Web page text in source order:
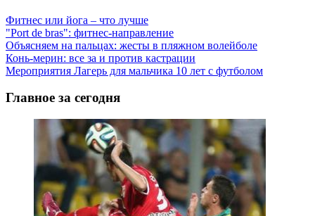
Фитнес или йога – что лучше
"Port de bras": фитнес-направление
Объясняем на пальцах: жесты в пляжном волейболе
Конь-мерин: все за и против кастрации
Мероприятия Лагерь для мальчика 10 лет с футболом
Главное за сегодня